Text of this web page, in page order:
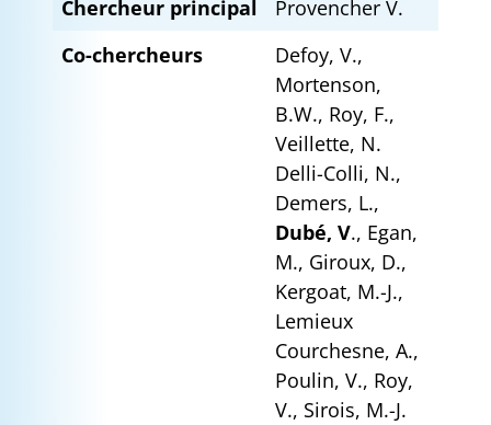
Chercheur principal
Provencher V.
Co-chercheurs
Defoy, V.,
Mortenson,
B.W., Roy, F.,
Veillette, N.
Delli-Colli, N.,
Demers, L.,
Dubé, V., Egan,
M., Giroux, D.,
Kergoat, M.-J.,
Lemieux
Courchesne, A.,
Poulin, V., Roy,
V., Sirois, M.-J.